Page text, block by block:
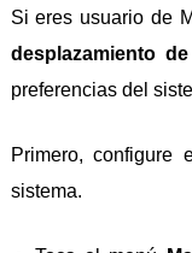
Si eres usuario de
desplazamiento
preferencias del
Primero, configure
sistema.